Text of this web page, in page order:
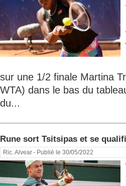
sur une 1/2 finale Martina
WTA) dans le bas du
du...
Rune sort Tsitsipas et se
Ric. Alvear- Publié le 30/05/2022